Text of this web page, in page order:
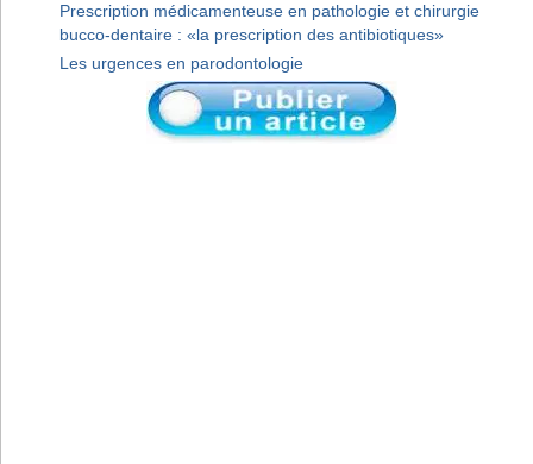
Prescription médicamenteuse en pathologie et chirurgie
bucco-dentaire : «la prescription des antibiotiques»
Les urgences en parodontologie